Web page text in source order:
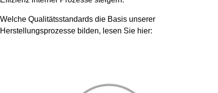
Welche Qualitätsstandards die Basis unserer
Herstellungsprozesse bilden, lesen Sie hier: